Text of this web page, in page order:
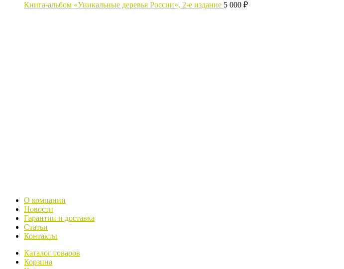
Книга-альбом «Уникальные деревья России», 2-е издание 5 000 ₽
О компании
Новости
Гарантии и доставка
Статьи
Контакты
Каталог товаров
Корзина